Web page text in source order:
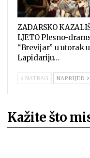
ZADARSKO
LJETO Plesno-
“Brevijar” u utorak u
Lapidariju…
NATRAG NAPRIJED
Kažite što